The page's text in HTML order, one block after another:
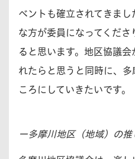
ベントも確立されてきま
な方が委員になってくだ
ると思います。地区協議
れたらと思うと同時に、
ころにしていきたいです。
ー多摩川地区（地域）の推